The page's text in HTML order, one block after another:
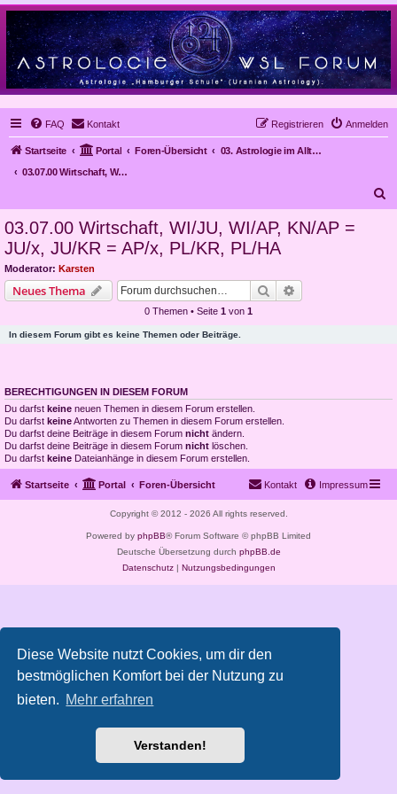
Diese Website nutzt Cookies, um dir den
bestmöglichen Komfort bei der Nutzung zu
bieten. Mehr erfahren
Verstanden!
FAQ Kontakt Anmelden
Registrieren
Startseite Portal Foren-Übersicht
03. Astrologie im Alltag, Mundanastrologie, Stundenastrologie, Objekt-Astrologie
03.07.00 Wirtschaft, WI/JU, WI/AP, KN/AP = JU/x, JU/KR = AP/x, PL/KR, PL/HA
03.07.00 Wirtschaft, WI/JU, WI/AP, KN/AP =
JU/x, JU/KR = AP/x, PL/KR, PL/HA
Moderator: Karsten
Neues Thema Suche
0 Themen • Seite 1 von 1
In diesem Forum gibt es keine Themen oder Beiträge.
BERECHTIGUNGEN IN DIESEM FORUM
Du darfst keine neuen Themen in diesem Forum erstellen.
Du darfst keineAntworten zu Themen in diesem Forum erstellen.
Du darfst deine Beiträge in diesem Forum nicht ändern.
Du darfst deine Beiträge in diesem Forum nicht löschen.
Du darfst keine Dateianhänge in diesem Forum erstellen.
Startseite Portal Foren-Übersicht Impressum
Kontakt
Copyright © 2012 - 2026 All rights reserved.
Powered by phpBB® Forum Software © phpBB Limited
Deutsche Übersetzung durch phpBB.de
Datenschutz| Nutzungsbedingungen